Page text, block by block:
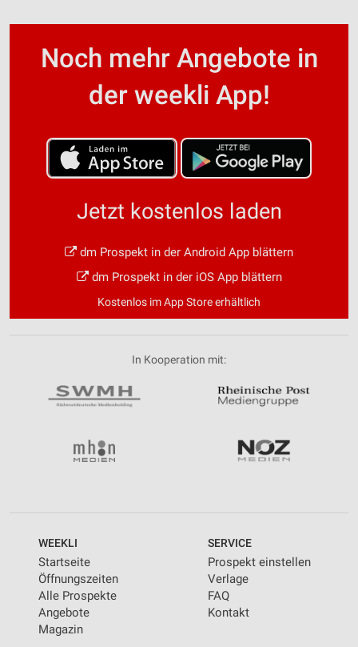
Noch mehr Angebote in
der weekli App!
Jetzt kostenlos laden
dm Prospekt in der Android App blättern
dm Prospekt in der iOS App blättern
Kostenlos im App Store erhältlich
In Kooperation mit:
WEEKLI
Startseite
Öffnungszeiten
Alle Prospekte
Angebote
Magazin
SERVICE
Prospekt einstellen
Verlage
FAQ
Kontakt